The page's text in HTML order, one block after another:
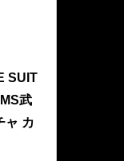
SUIT
武
ャ カ